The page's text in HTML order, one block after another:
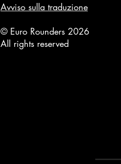
Avviso sulla traduzione
© Euro Rounders 2026
All rights reserved